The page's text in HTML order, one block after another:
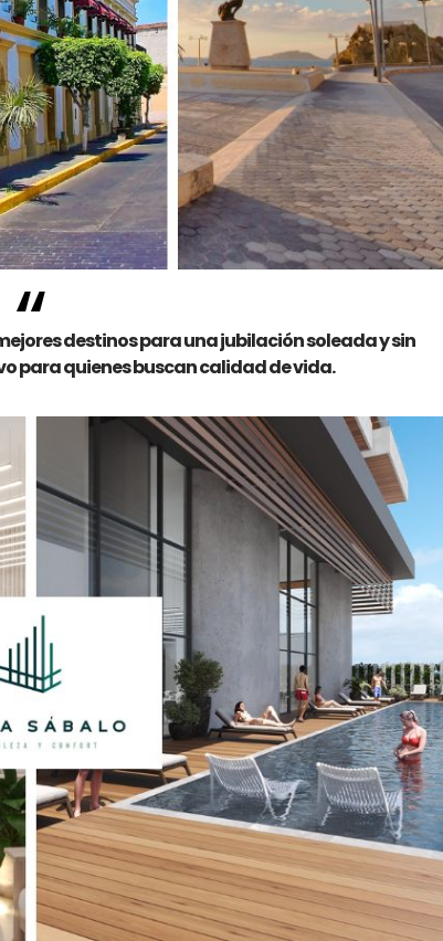
destinos para una jubilación soleada y sin
para quienes buscan calidad de vida.